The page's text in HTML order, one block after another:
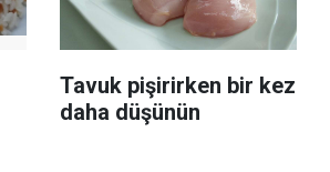
Tavuk pişirirken bir kez
daha düşünün